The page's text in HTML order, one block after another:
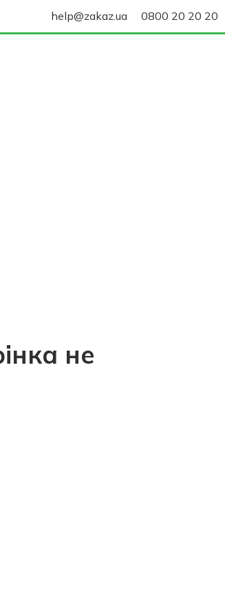
help@zakaz.ua 0800 20 20 20
не